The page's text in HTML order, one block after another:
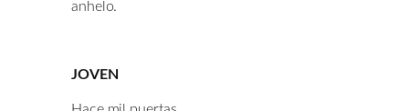
anhelo.
JOVEN